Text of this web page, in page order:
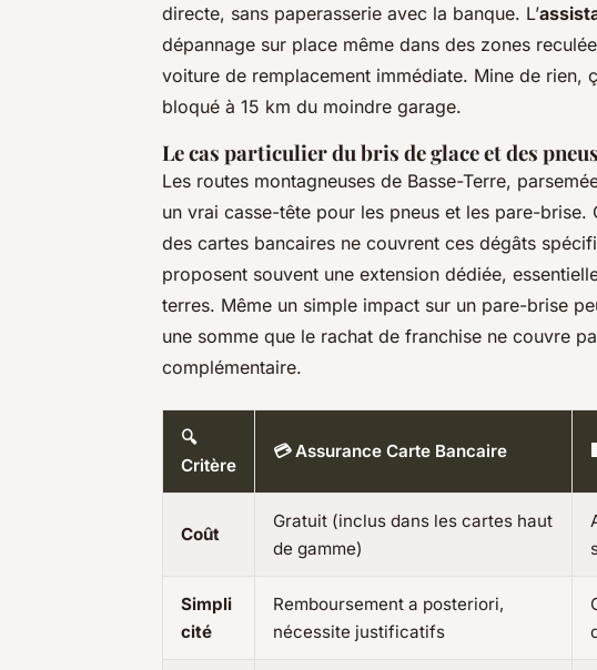
directe, sans paperasserie avec la banque. L’
dépannage sur place même dans des zones
voiture de remplacement immédiate. Mine de rien,
bloqué à 15 km du moindre garage.
Le cas particulier du bris de glace et des pneus
Les routes montagneuses de Basse-Terre,
un vrai casse-tête pour les pneus et les pare-brise.
des cartes bancaires ne couvrent ces dégâts
proposent souvent une extension dédiée,
terres. Même un simple impact sur un pare-brise
une somme que le rachat de franchise ne couvre
complémentaire.
🔍
Critère
💳 Assurance Carte Bancaire
Coût
Gratuit (inclus dans les cartes haut
de gamme)
Simpli
cité
Remboursement a posteriori,
nécessite justificatifs